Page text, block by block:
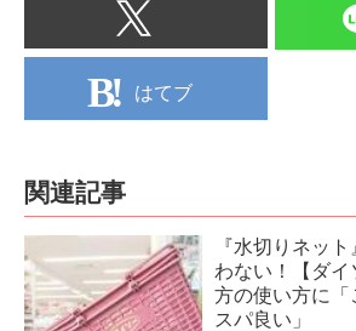
はてブ
関連記事
『水切りネッ
わない！【ダ
方の使い方に「
スパ良い」